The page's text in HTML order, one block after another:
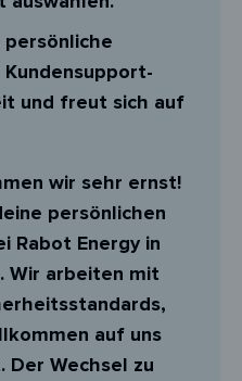
persönliche
und freut sich auf
wir sehr ernst!
persönlichen
Rabot Energy in
Wir arbeiten mit
auf uns
Der Wechsel zu